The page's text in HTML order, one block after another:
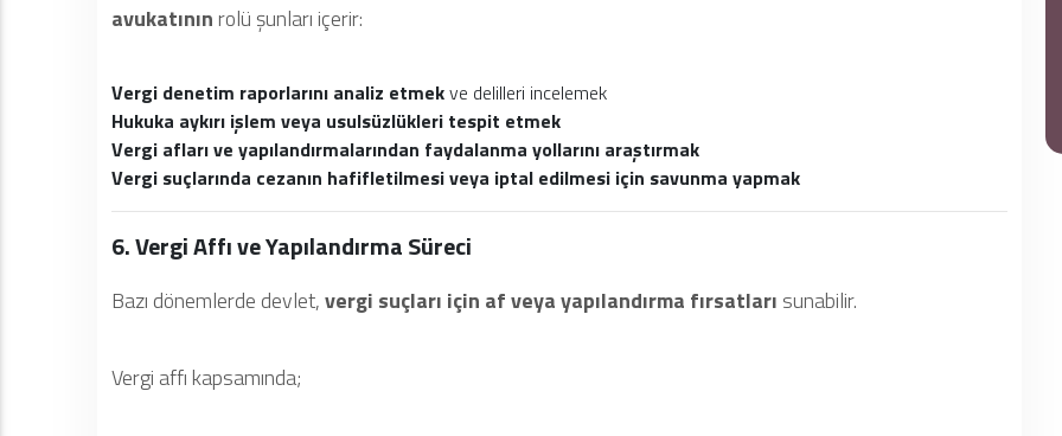
avukatınınrolü şunları içerir:
Vergi denetim raporlarını analiz etmekve delilleri incelemek
Hukuka aykırı işlem veya usulsüzlükleri tespit etmek
Vergi afları ve yapılandırmalarından faydalanma yollarını araştırmak
Vergi suçlarında cezanın hafifletilmesi veya iptal edilmesi için savunma yapmak
6. Vergi Affı ve Yapılandırma Süreci
Bazı dönemlerde devlet,vergi suçları için af veya yapılandırma fırsatları sunabilir.
Vergi affı kapsamında;